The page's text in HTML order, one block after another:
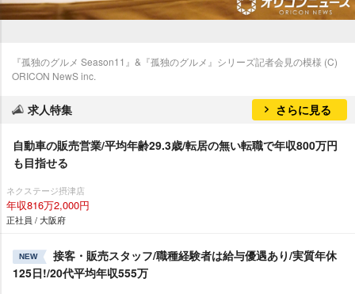
『孤独のグルメ Season11』&『孤独のグルメ』シリーズ記者会見の模様 (C)
ORICON NewS inc.
求人特集 さらに見る
自動車の販売営業/平均年齢29.3歳/転居の無い転職で年収800万円
も目指せる
ネクステージ摂津店
年収816万2,000円
正社員 / 大阪府
NEW
接客・販売スタッフ/職種経験者は給与優遇あり/実質年休
125日!/20代平均年収555万